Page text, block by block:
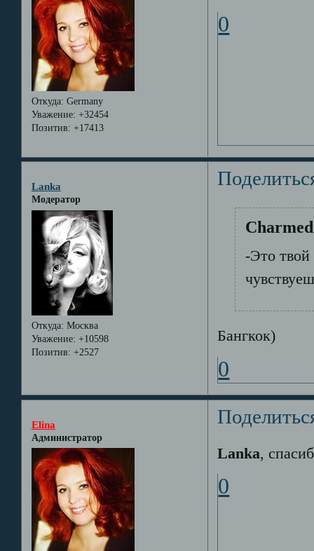
Откуда: Germany
Уважение: +32454
Позитив: +17413
0
Lanka
Модератор
Откуда: Москва
Уважение: +10598
Позитив: +2527
-Это твой
Бангкок)
0
Elina
Администратор
Lanka,
0